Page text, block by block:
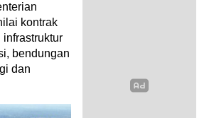
kontrak
bendungan
dan